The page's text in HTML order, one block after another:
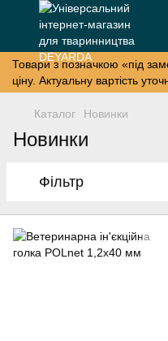
Товари з позначкою «під
ціну. Актуальну вартість
Каталог Новинки
Новинки
Фільтр